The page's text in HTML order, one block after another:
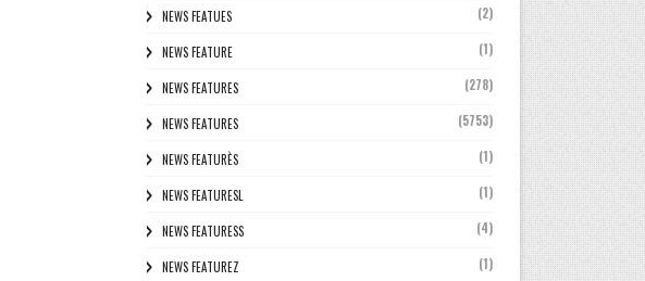
NEWS FEATUES (2)
NEWS FEATURE (1)
NEWS FEATURES (278)
NEWS FEATURES (5753)
NEWS FEATURÈS (1)
NEWS FEATURESL (1)
NEWS FEATURESS (4)
NEWS FEATUREZ (1)